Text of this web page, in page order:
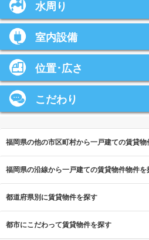
水周り
室内設備
位置･広さ
こだわり
福岡県の他の市区町村から一戸建ての賃貸物
福岡県の沿線から一戸建ての賃貸物件物件を
都道府県別に賃貸物件を探す
都市にこだわって賃貸物件を探す